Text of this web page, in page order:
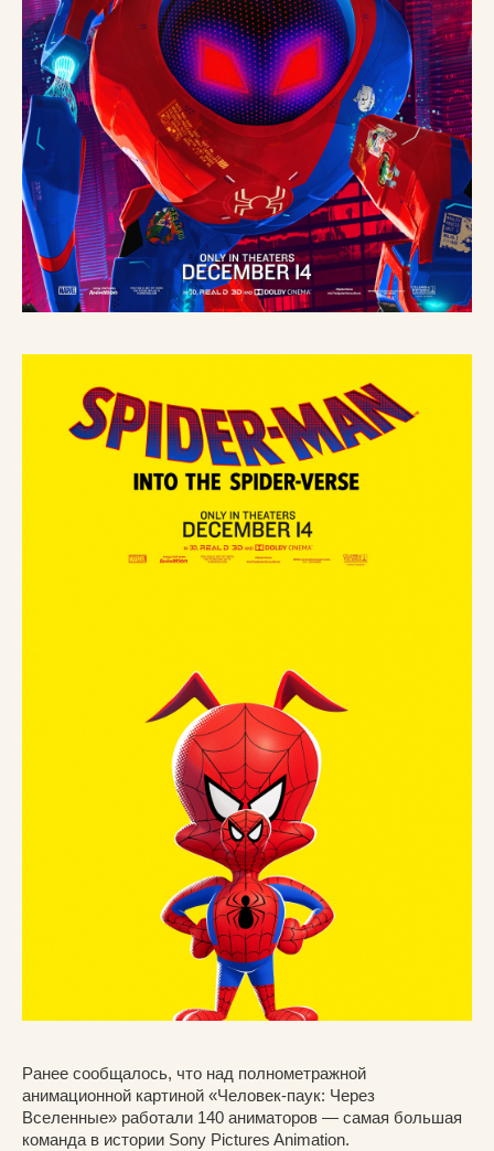
Ранее сообщалось, что над полнометражной
анимационной картиной «Человек-паук: Через
Вселенные» работали 140 аниматоров — самая большая
команда в истории Sony Pictures Animation.